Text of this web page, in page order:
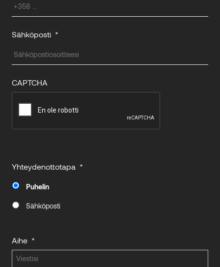
Sähköposti *
CAPTCHA
Yhteydenottotapa *
Puhelin
Sähköposti
Aihe *